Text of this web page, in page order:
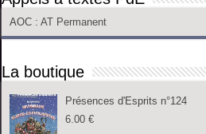
AOC : AT Permanent
La boutique
Présences d'Esprits n°124
6.00€